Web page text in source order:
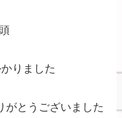
ィちゃんと同胎で